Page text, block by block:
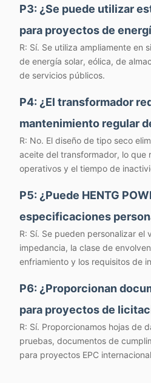
P3: ¿Se puede utilizar
para proyectos de
R: Sí. Se utiliza ampliamente en
de energía solar, eólica, de
de servicios públicos.
P4: ¿El transformador
mantenimiento regular
R: No. El diseño de tipo seco
aceite del transformador, lo que
operativos y el tiempo de
P5: ¿Puede HENTG
especificaciones
R: Sí. Se pueden personalizar el
impedancia, la clase de
enfriamiento y los requisitos de
P6: ¿Proporcionan
para proyectos de
R: Sí. Proporcionamos hojas de
pruebas, documentos de
para proyectos EPC